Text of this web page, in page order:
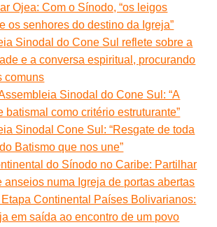
Ojea: Com o Sínodo, “os leigos
os senhores do destino da Igreja”
Sinodal do Cone Sul reflete sobre a
e a conversa espiritual, procurando
comuns
Sinodal do Cone Sul: “A
batismal como critério estruturante”
Sinodal Cone Sul: “Resgate de toda
Batismo que nos une”
do Sínodo no Caribe: Partilhar
anseios numa Igreja de portas abertas
Etapa Continental Países Bolivarianos:
em saída ao encontro de um povo